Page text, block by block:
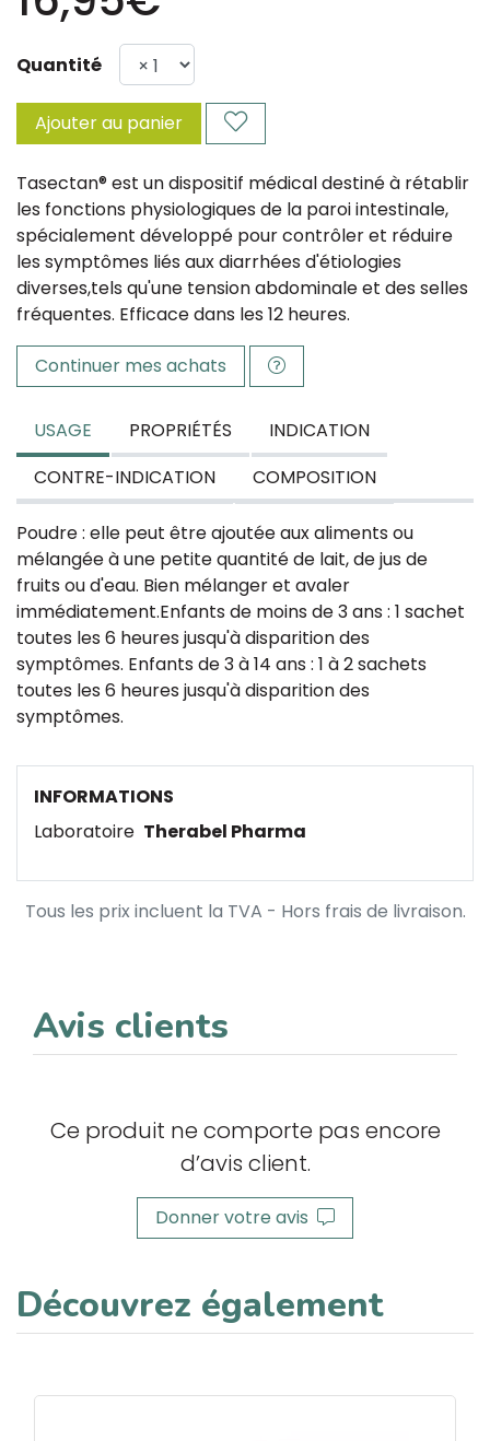
Quantité
Ajouter au panier
Tasectan® est un dispositif médical destiné à rétablir
les fonctions physiologiques de la paroi intestinale,
spécialement développé pour contrôler et réduire
les symptômes liés aux diarrhées d'étiologies
diverses,tels qu'une tension abdominale et des selles
fréquentes. Efficace dans les 12 heures.
Continuer mes achats
USAGE PROPRIÉTÉS
INDICATION
CONTRE-INDICATION
COMPOSITION
Poudre : elle peut être ajoutée aux aliments ou
mélangée à une petite quantité de lait, de jus de
fruits ou d'eau. Bien mélanger et avaler
immédiatement.Enfants de moins de 3 ans : 1 sachet
toutes les 6 heures jusqu'à disparition des
symptômes. Enfants de 3 à 14 ans : 1 à 2 sachets
toutes les 6 heures jusqu'à disparition des
symptômes.
INFORMATIONS
Laboratoire Therabel Pharma
Tous les prix incluent la TVA - Hors frais de livraison.
Avis clients
Ce produit ne comporte pas encore
d’avis client.
Donner votre avis
Découvrez également